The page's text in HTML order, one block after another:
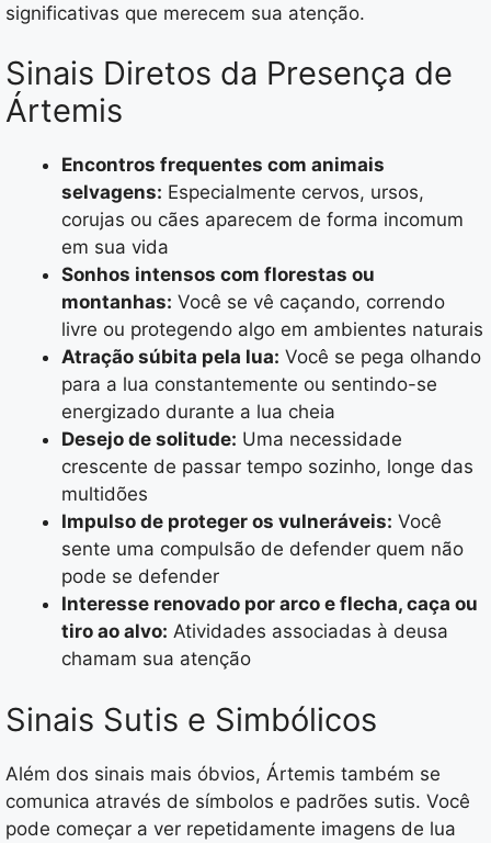
significativas que merecem sua atenção.
Sinais Diretos da Presença de
Ártemis
Encontros frequentes com animais
selvagens: Especialmente cervos, ursos,
corujas ou cães aparecem de forma incomum
em sua vida
Sonhos intensos com florestas ou
montanhas: Você se vê caçando, correndo
livre ou protegendo algo em ambientes naturais
Atração súbita pela lua: Você se pega olhando
para a lua constantemente ou sentindo-se
energizado durante a lua cheia
Desejo de solitude: Uma necessidade
crescente de passar tempo sozinho, longe das
multidões
Impulso de proteger os vulneráveis: Você
sente uma compulsão de defender quem não
pode se defender
Interesse renovado por arco e flecha, caça ou
tiro ao alvo: Atividades associadas à deusa
chamam sua atenção
Sinais Sutis e Simbólicos
Além dos sinais mais óbvios, Ártemis também se
comunica através de símbolos e padrões sutis. Você
pode começar a ver repetidamente imagens de lua